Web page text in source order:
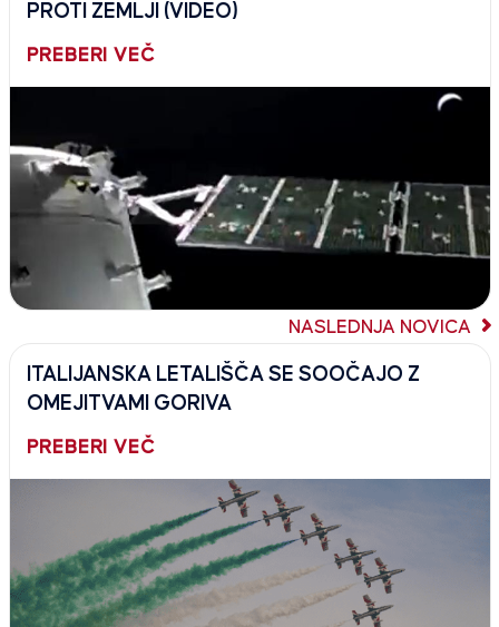
PROTI ZEMLJI (VIDEO)
PREBERI VEČ
NASLEDNJA NOVICA
ITALIJANSKA LETALIŠČA SE SOOČAJO Z
OMEJITVAMI GORIVA
PREBERI VEČ